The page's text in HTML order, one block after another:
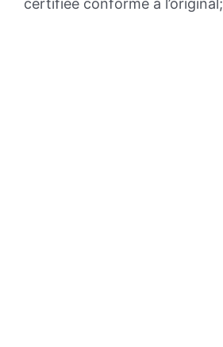
certifiée conforme à l’original;